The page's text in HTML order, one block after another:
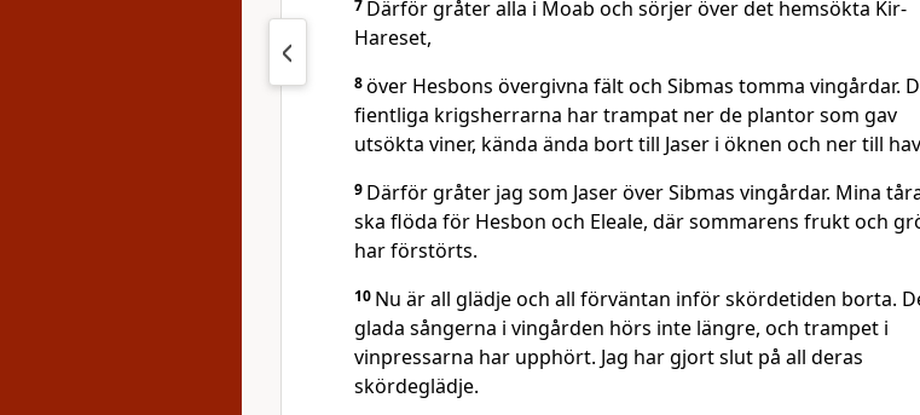
7 Därför gråter alla i Moab och sörjer över det hemsökta Kir-
Hareset,
8över Hesbons övergivna fält och Sibmas tomma vingårdar.
fientliga krigsherrarna har trampat ner de plantor som gav
utsökta viner, kända ända bort till Jaser i öknen och ner till
9 Därför gråter jag som Jaser över Sibmas vingårdar. Mina
ska flöda för Hesbon och Eleale, där sommarens frukt och
har förstörts.
10 Nu är all glädje och all förväntan inför skördetiden borta.
glada sångerna i vingården hörs inte längre, och trampet i
vinpressarna har upphört. Jag har gjort slut på all deras
skördeglädje.